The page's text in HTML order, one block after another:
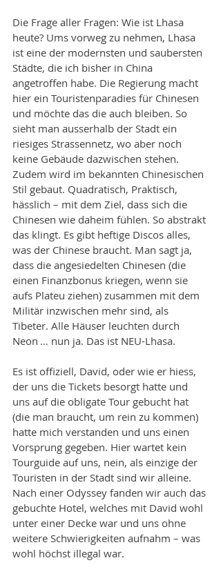
Die Frage aller Fragen: Wie ist Lhasa
heute? Ums vorweg zu nehmen, Lhasa
ist eine der modernsten und saubersten
Städte, die ich bisher in China
angetroffen habe. Die Regierung macht
hier ein Touristenparadies für Chinesen
und möchte das die auch bleiben. So
sieht man ausserhalb der Stadt ein
riesiges Strassennetz, wo aber noch
keine Gebäude dazwischen stehen.
Zudem wird im bekannten Chinesischen
Stil gebaut. Quadratisch, Praktisch,
hässlich – mit dem Ziel, dass sich die
Chinesen wie daheim fühlen. So abstrakt
das klingt. Es gibt heftige Discos alles,
was der Chinese braucht. Man sagt ja,
dass die angesiedelten Chinesen (die
einen Finanzbonus kriegen, wenn sie
aufs Plateu ziehen) zusammen mit dem
Militär inzwischen mehr sind, als
Tibeter. Alle Häuser leuchten durch
Neon … nun ja. Das ist NEU-Lhasa.
Es ist offiziell, David, oder wie er hiess,
der uns die Tickets besorgt hatte und
uns auf die obligate Tour gebucht hat
(die man braucht, um rein zu kommen)
hatte mich verstanden und uns einen
Vorsprung gegeben. Hier wartet kein
Tourguide auf uns, nein, als einzige der
Touristen in der Stadt sind wir alleine.
Nach einer Odyssey fanden wir auch das
gebuchte Hotel, welches mit David wohl
unter einer Decke war und uns ohne
weitere Schwierigkeiten aufnahm – was
wohl höchst illegal war.